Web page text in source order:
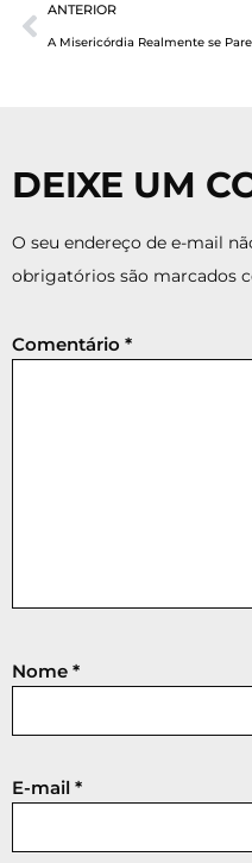
ANTERIOR
DEIXE UM
O seu endereço de e-mail
obrigatórios são marcados
Comentário *
Nome *
E-mail *